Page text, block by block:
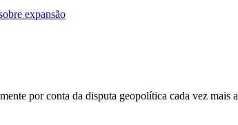
expansão
por conta da disputa geopolítica cada vez